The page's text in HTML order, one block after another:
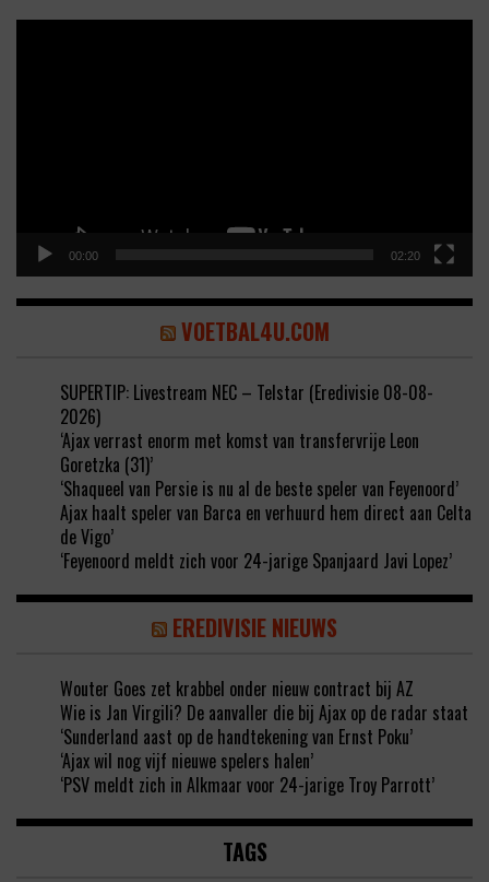
00:00 02:20
VOETBAL4U.COM
SUPERTIP: Livestream NEC – Telstar (Eredivisie 08-08-
2026)
‘Ajax verrast enorm met komst van transfervrije Leon
Goretzka (31)’
‘Shaqueel van Persie is nu al de beste speler van Feyenoord’
Ajax haalt speler van Barca en verhuurd hem direct aan Celta
de Vigo’
‘Feyenoord meldt zich voor 24-jarige Spanjaard Javi Lopez’
EREDIVISIE NIEUWS
Wouter Goes zet krabbel onder nieuw contract bij AZ
Wie is Jan Virgili? De aanvaller die bij Ajax op de radar staat
‘Sunderland aast op de handtekening van Ernst Poku’
‘Ajax wil nog vijf nieuwe spelers halen’
‘PSV meldt zich in Alkmaar voor 24-jarige Troy Parrott’
TAGS